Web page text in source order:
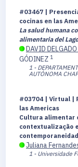
#03467 |
cocinas en las
La salud humana
alimentaria del
DAVID
GÓDINEZ 1
1 -
AUTÓNOMA
#03704 | Virtual |
las Americas
Cultura alimentar
contextualização
Juliana
1 - Universidade